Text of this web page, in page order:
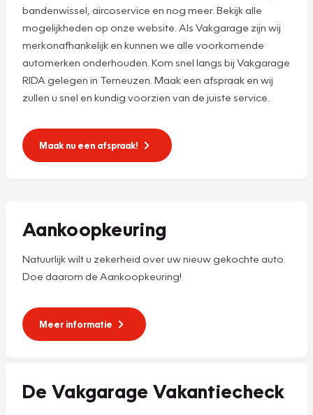
bandenwissel, aircoservice en nog meer. Bekijk alle
mogelijkheden op onze website. Als Vakgarage zijn wij
merkonafhankelijk en kunnen we alle voorkomende
automerken onderhouden. Kom snel langs bij Vakgarage
RIDA gelegen in Terneuzen. Maak een afspraak en wij
zullen u snel en kundig voorzien van de juiste service.
Maak nu een afspraak!
Aankoopkeuring
Natuurlijk wilt u zekerheid over uw nieuw gekochte auto.
Doe daarom de Aankoopkeuring!
Meer informatie
De Vakgarage Vakantiecheck